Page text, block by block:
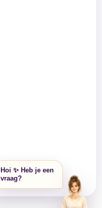
Hoi ✨ Heb je een
vraag?